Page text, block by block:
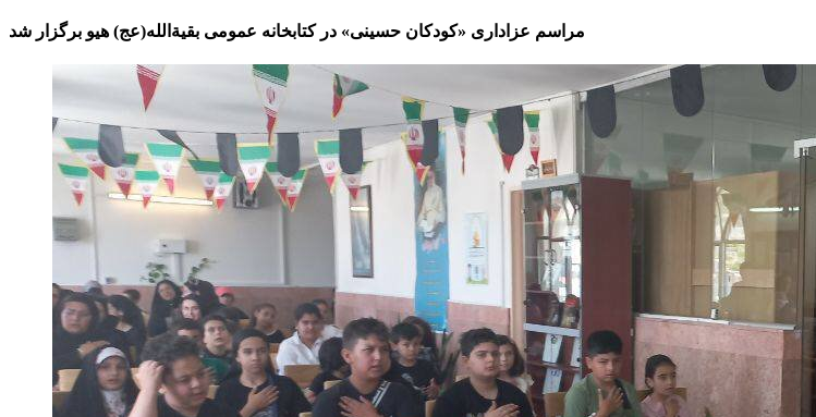
مراسم عزاداری «کودکان حسینی» در کتابخانه عمومی بقیة‌الله(عج) هیو برگزار شد